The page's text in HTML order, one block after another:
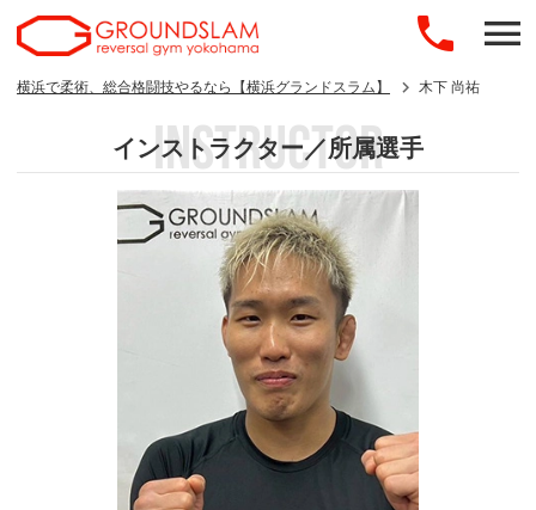
横浜で柔術、総合格闘技やるなら【横浜グランドスラム】 木下 尚祐
INSTRUCTOR
インストラクター／所属選手